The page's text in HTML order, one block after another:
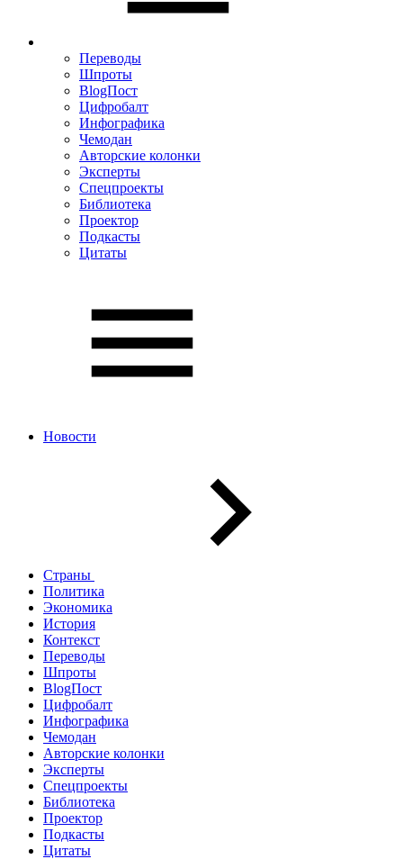
Переводы
Шпроты
BlogПост
Цифробалт
Инфографика
Чемодан
Авторские колонки
Эксперты
Спецпроекты
Библиотека
Проектор
Подкасты
Цитаты
Новости
Страны
Политика
Экономика
История
Контекст
Переводы
Шпроты
BlogПост
Цифробалт
Инфографика
Чемодан
Авторские колонки
Эксперты
Спецпроекты
Библиотека
Проектор
Подкасты
Цитаты